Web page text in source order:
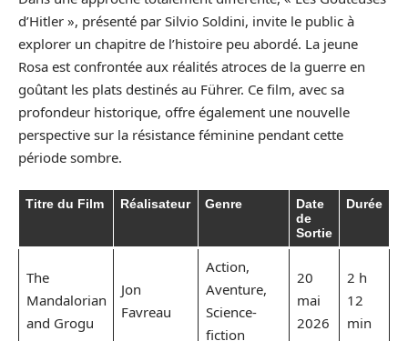
d’Hitler », présenté par Silvio Soldini, invite le public à
explorer un chapitre de l’histoire peu abordé. La jeune
Rosa est confrontée aux réalités atroces de la guerre en
goûtant les plats destinés au Führer. Ce film, avec sa
profondeur historique, offre également une nouvelle
perspective sur la résistance féminine pendant cette
période sombre.
Titre du Film Réalisateur Genre
Date
de
Sortie
Durée
The
Mandalorian
and Grogu
Jon
Favreau
Action,
Aventure,
Science-
fiction
20
mai
2026
2 h
12
min